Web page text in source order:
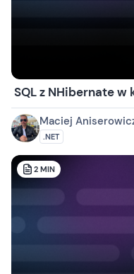
SQL z NHibernate w
Maciej
.NET
2 MIN